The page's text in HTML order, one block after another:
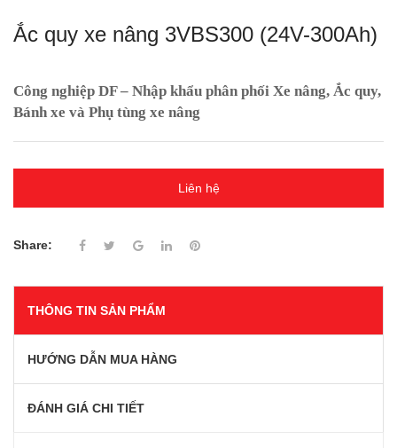
Ắc quy xe nâng 3VBS300 (24V-300Ah)
Công nghiệp DF – Nhập khẩu phân phối Xe nâng, Ắc quy,
Bánh xe và Phụ tùng xe nâng
Liên hệ
Share:
THÔNG TIN SẢN PHẨM
HƯỚNG DẪN MUA HÀNG
ĐÁNH GIÁ CHI TIẾT